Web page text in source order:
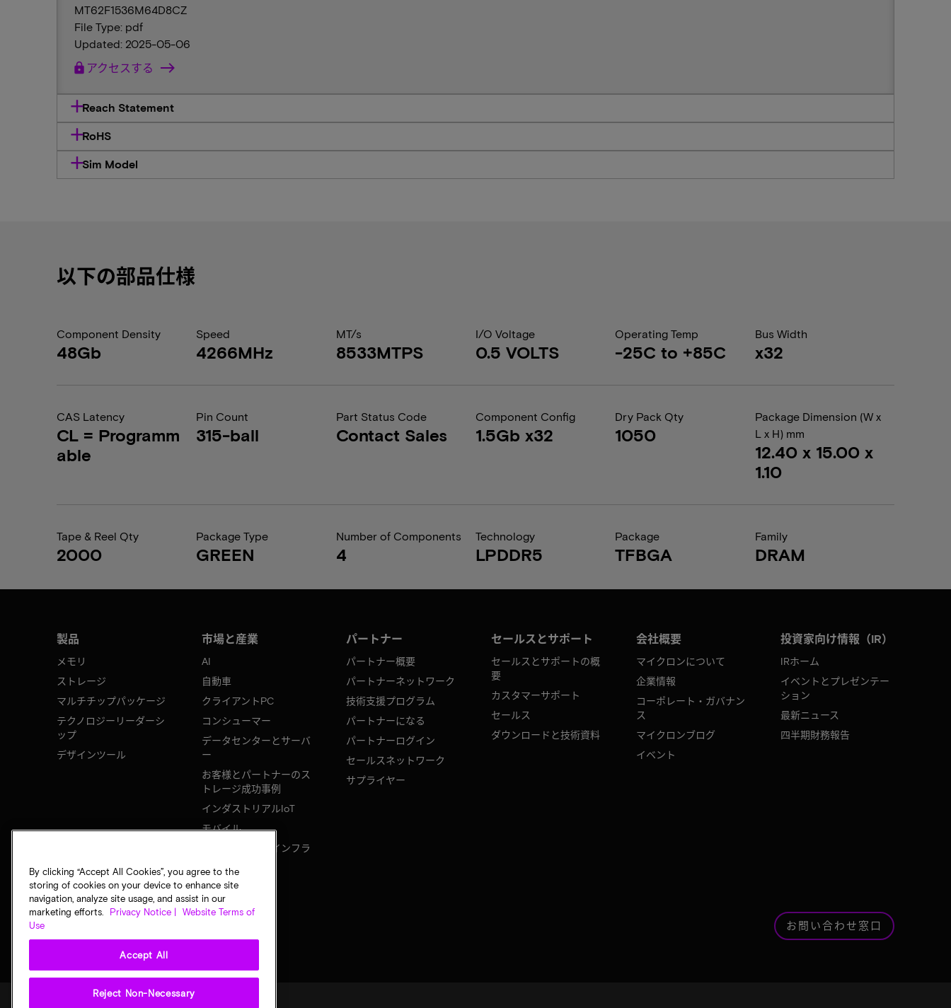
MT62F1536M64D8CZ
File Type: pdf
Updated: 2025-05-06
lock アクセスする
Reach Statement
RoHS
Sim Model
以下の部品仕様
Component Density
48Gb
Speed
4266MHz
MT/s
8533MTPS
I/O Voltage
0.5 VOLTS
Operating Temp
-25C to +85C
Bus Width
x32
CAS Latency
CL = Programm
able
Pin Count
315-ball
Part Status Code
Contact Sales
Component Config
1.5Gb x32
Dry Pack Qty
1050
Package Dimension (W x
L x H) mm
12.40 x 15.00 x
1.10
Tape & Reel Qty
2000
Package Type
GREEN
Number of Components
4
Technology
LPDDR5
Package
TFBGA
Family
DRAM
製品
メモリ
ストレージ
マルチチップパッケージ
テクノロジーリーダーシ
ップ
デザインツール
市場と産業
AI
自動車
クライアントPC
コンシューマー
データセンターとサーバ
ー
お客様とパートナーのス
トレージ成功事例
インダストリアルIoT
モバイル
ネットワークのインフラ
パートナー
パートナー概要
パートナーネットワーク
技術支援プログラム
パートナーになる
パートナーログイン
セールスネットワーク
サプライヤー
セールスとサポート
セールスとサポートの概
要
カスタマーサポート
セールス
ダウンロードと技術資料
会社概要
マイクロンについて
企業情報
コーポレート・ガバナン
ス
マイクロンブログ
イベント
投資家向け情報（IR）
IRホーム
イベントとプレゼンテー
ション
最新ニュース
四半期財務報告
お問い合わせ窓口
By clicking “Accept All Cookies”, you agree to the
storing of cookies on your device to enhance site
navigation, analyze site usage, and assist in our
marketing efforts.
Privacy Notice |
Website Terms of
Use
Accept All
Reject Non-Necessary